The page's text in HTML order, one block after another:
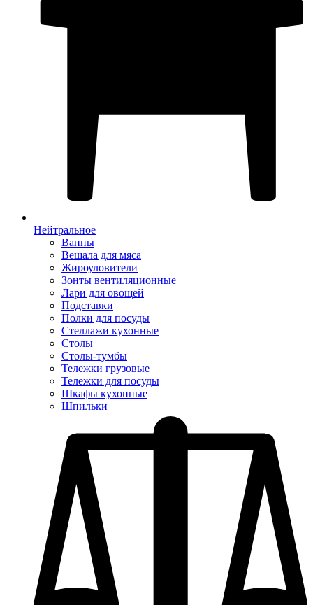
Нейтральное
Ванны
Вешала для мяса
Жироуловители
Зонты вентиляционные
Лари для овощей
Подставки
Полки для посуды
Стеллажи кухонные
Столы
Столы-тумбы
Тележки грузовые
Тележки для посуды
Шкафы кухонные
Шпильки